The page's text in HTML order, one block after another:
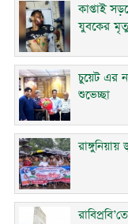
কাপ্তাই
যুবকের
চুয়েট এর
শুভেচ্ছা